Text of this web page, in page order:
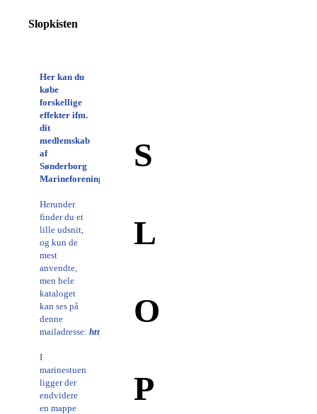
Slopkisten
Her kan du
købe
forskellige
effekter ifm.
dit
medlemskab
af
Sønderborg
Marineforening.
Herunder
finder du et
lille udsnit,
og kun de
mest
anvendte,
men hele
kataloget
kan ses på
denne
mailadresse: https://www.marineforeningen.dk/slopkisten/
I
marinestuen
ligger der
endvidere
en mappe
S
L
O
P